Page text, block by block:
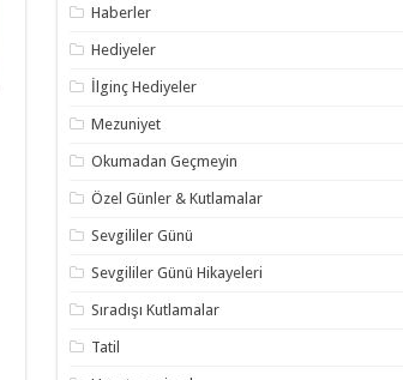
Haberler
Hediyeler
İlginç Hediyeler
Mezuniyet
Okumadan Geçmeyin
Özel Günler & Kutlamalar
Sevgililer Günü
Sevgililer Günü Hikayeleri
Sıradışı Kutlamalar
Tatil